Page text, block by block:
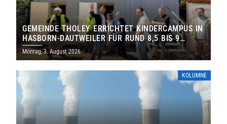
GEMEINDE THOLEY ERRICHTET KINDERCAMPUS IN
HASBORN-DAUTWEILER FÜR RUND 8,5 BIS 9
MILLIONEN EURO
Montag, 3. August 2026
KOLUMNE